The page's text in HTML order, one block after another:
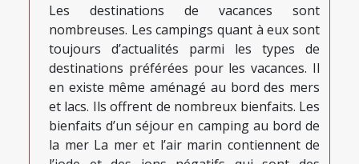
Les destinations de vacances sont
nombreuses. Les campings quant à eux sont
toujours d’actualités parmi les types de
destinations préférées pour les vacances. Il
en existe même aménagé au bord des mers
et lacs. Ils offrent de nombreux bienfaits. Les
bienfaits d’un séjour en camping au bord de
la mer La mer et l’air marin contiennent de